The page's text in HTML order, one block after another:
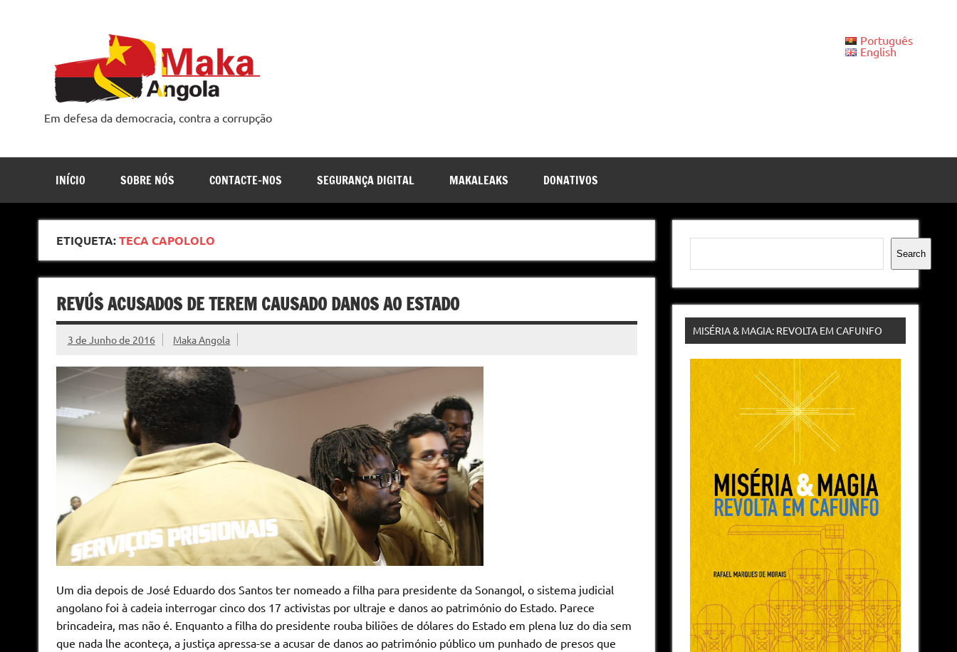
Em defesa da democracia, contra a corrupção
Português
English
INÍCIO SOBRE NÓS CONTACTE-NOS SEGURANÇA DIGITAL MAKALEAKS DONATIVOS
ETIQUETA:TECA CAPOLOLO
REVÚS ACUSADOS DE TEREM CAUSADO DANOS AO ESTADO
3 de Junho de 2016 Maka Angola
Um dia depois de José Eduardo dos Santos ter nomeado a filha para presidente da Sonangol, o sistema judicial
angolano foi à cadeia interrogar cinco dos 17 activistas por ultraje e danos ao património do Estado. Parece
brincadeira, mas não é. Enquanto a filha do presidente rouba biliões de dólares do Estado em plena luz do dia sem
que nada lhe aconteça, a justiça apressa-se a acusar de danos ao património público um punhado de presos que
Pesquisar
Search
MISÉRIA & MAGIA: REVOLTA EM CAFUNFO